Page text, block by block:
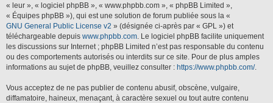
« leur », « logiciel phpBB », « www.phpbb.com », « phpBB Limited »,
« Équipes phpBB »), qui est une solution de forum publiée sous la «
GNU General Public License v2 » (désignée ci-après par « GPL ») et
téléchargeable depuis www.phpbb.com. Le logiciel phpBB facilite uniquement
les discussions sur Internet ; phpBB Limited n’est pas responsable du contenu
ou des comportements autorisés ou interdits sur ce site. Pour de plus amples
informations au sujet de phpBB, veuillez consulter : https://www.phpbb.com/.
Vous acceptez de ne pas publier de contenu abusif, obscène, vulgaire,
diffamatoire, haineux, menaçant, à caractère sexuel ou tout autre contenu